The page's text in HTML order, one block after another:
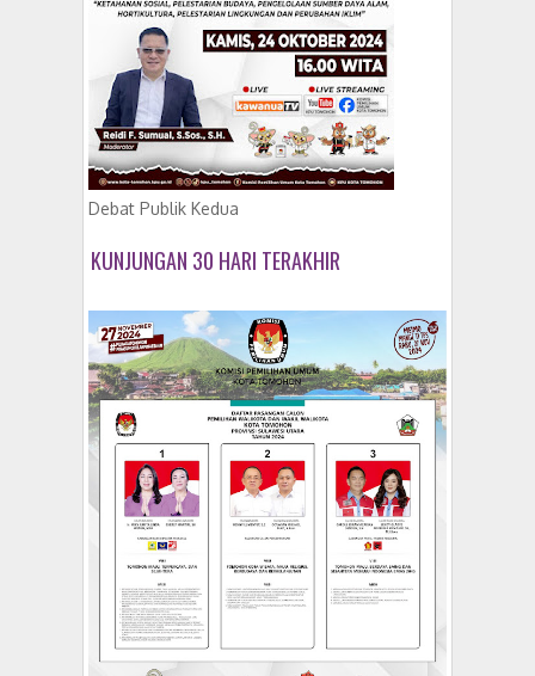
Debat Publik Kedua
KUNJUNGAN 30 HARI TERAKHIR